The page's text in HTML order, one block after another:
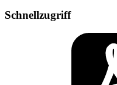
Schnellzugriff